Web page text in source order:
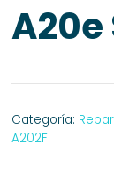
A20e
Categoría:
A202F